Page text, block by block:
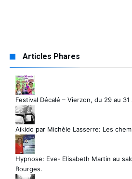
Articles Phares
Festival Décalé – Vierzon, du 29 au 31
Aikido par Michèle Lasserre: Les
Hypnose: Eve- Elisabeth Martin au
Bourges.